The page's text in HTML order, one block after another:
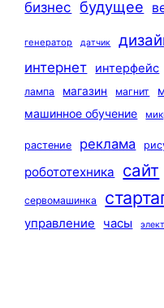
бизнес будущее
генератор датчик
интернет интерфейс
лампа
магазин магнит
машинное обучение
растение реклама
робототехника сайт
сервомашинка
управление часы